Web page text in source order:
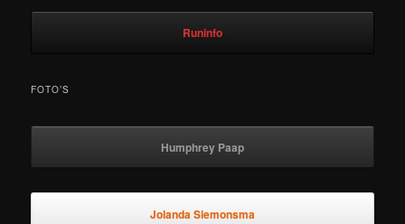
Runinfo
FOTO’S
Humphrey Paap
Jolanda Siemonsma